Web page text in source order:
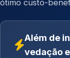
ótimo custo-
Além de
vedação